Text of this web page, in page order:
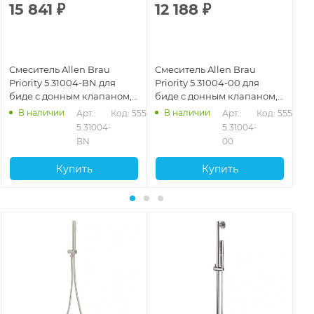
15 841 ₽
Смеситель Allen Brau
Priority 5.31004-BN для
биде с донным клапаном,
никель
В наличии
Арт.:
5.31004-
BN
Код: 55524
Купить
12 188 ₽
Смеситель Allen Brau
Priority 5.31004-00 для
биде с донным клапаном,
хромВ наличии
Арт.:
5.31004-
00
Код: 55522
Купить